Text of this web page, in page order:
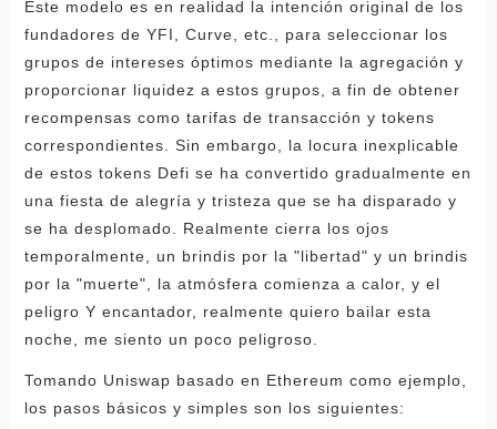
Este modelo es en realidad la intención original de los
fundadores de YFI, Curve, etc., para seleccionar los
grupos de intereses óptimos mediante la agregación y
proporcionar liquidez a estos grupos, a fin de obtener
recompensas como tarifas de transacción y tokens
correspondientes. Sin embargo, la locura inexplicable
de estos tokens Defi se ha convertido gradualmente en
una fiesta de alegría y tristeza que se ha disparado y
se ha desplomado. Realmente cierra los ojos
temporalmente, un brindis por la "libertad" y un brindis
por la "muerte", la atmósfera comienza a calor, y el
peligro Y encantador, realmente quiero bailar esta
noche, me siento un poco peligroso.
Tomando Uniswap basado en Ethereum como ejemplo,
los pasos básicos y simples son los siguientes: